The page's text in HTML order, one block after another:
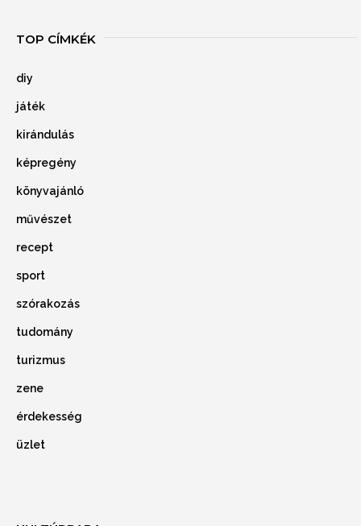
TOP CÍMKÉK
diy
játék
kirándulás
képregény
könyvajánló
művészet
recept
sport
szórakozás
tudomány
turizmus
zene
érdekesség
üzlet